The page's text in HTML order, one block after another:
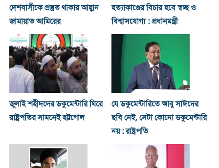
দেশবাসীকে প্রস্তুত থাকার আহ্বান
জামায়াত আমিরের
হত্যাকাণ্ডের বিচার হবে স্বচ্ছ ও
বিশ্বাসযোগ্য : প্রধানমন্ত্রী
জুলাই শহীদদের ডকুমেন্টারি ঘিরে
রাষ্ট্রপতির সামনেই হট্টগোল
যে ডকুমেন্টারিতে আবু সাঈদের
ছবি নেই, সেটা কোনো ডকুমেন্টারি
নয় : রাষ্ট্রপতি